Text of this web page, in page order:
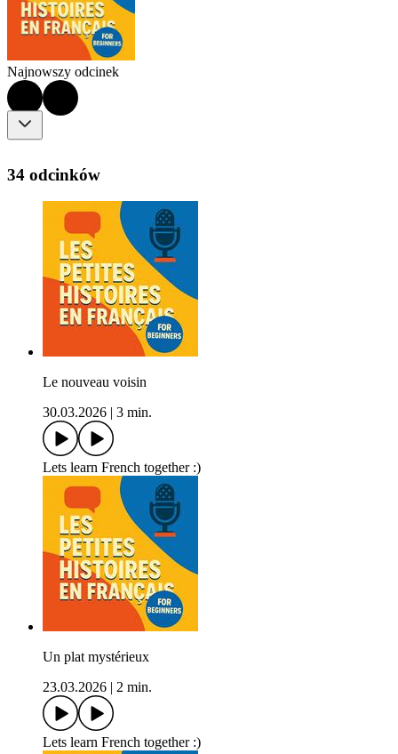
Najnowszy odcinek
34 odcinków
Le nouveau voisin
30.03.2026
3 min.
Lets learn French together :)
Un plat mystérieux
23.03.2026
2 min.
Lets learn French together :)